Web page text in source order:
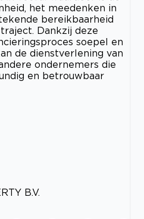
het meedenken in
bereikbaarheid
Dankzij deze
soepel en
de dienstverlening van
ondernemers die
en betrouwbaar
B.V.